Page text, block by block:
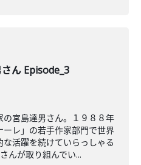
ん Episode_3
宮島達男さん。１９８８年
レ」の若手作家部門で世界
活躍を続けていらっしゃる
んが取り組んでい...